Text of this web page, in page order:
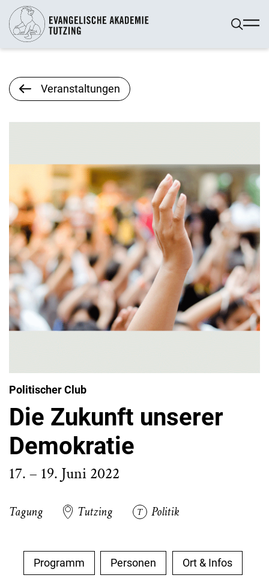
Veranstaltungen
Politischer Club
Die Zukunft unserer
Demokratie
17. – 19. Juni 2022
Tagung Tutzing Politik
Programm Personen Ort & Infos